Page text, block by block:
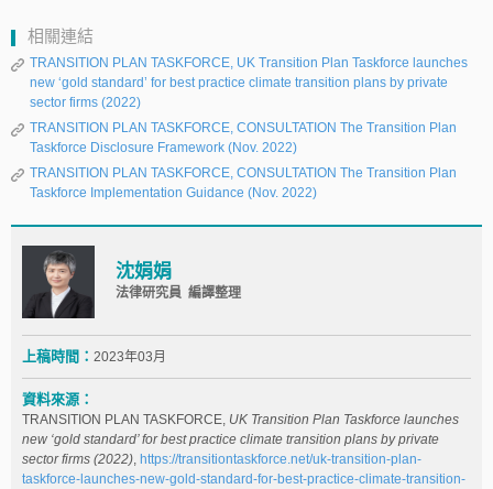
相關連結
TRANSITION PLAN TASKFORCE, UK Transition Plan Taskforce launches
new ‘gold standard’ for best practice climate transition plans by private
sector firms (2022)
TRANSITION PLAN TASKFORCE, CONSULTATION The Transition Plan
Taskforce Disclosure Framework (Nov. 2022)
TRANSITION PLAN TASKFORCE, CONSULTATION The Transition Plan
Taskforce Implementation Guidance (Nov. 2022)
沈娟娟
法律研究員 編譯整理
上稿時間： 2023年03月
資料來源：
TRANSITION PLAN TASKFORCE, UK Transition Plan Taskforce launches
new ‘gold standard’ for best practice climate transition plans by private
sector firms (2022), https://transitiontaskforce.net/uk-transition-plan-
taskforce-launches-new-gold-standard-for-best-practice-climate-transition-